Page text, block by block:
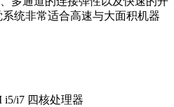
系统非常适合高速与大面积机器
i5/i7 四核处理器